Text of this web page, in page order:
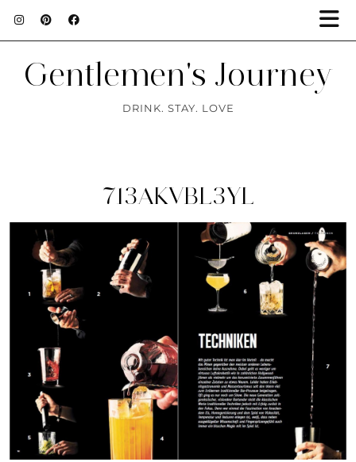
Gentlemen's Journey
DRINK. STAY. LOVE
713AKVBL3YL